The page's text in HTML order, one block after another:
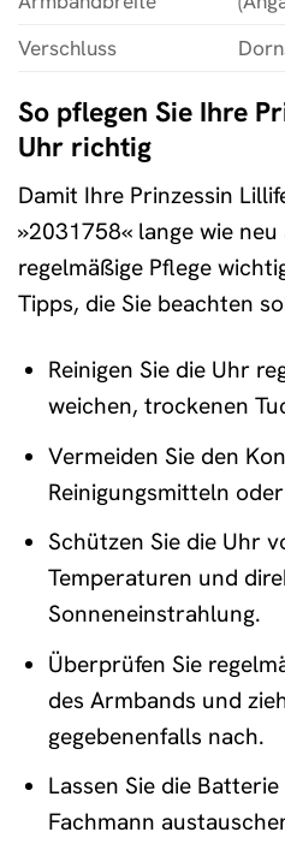
Verschluss
So pflegen Sie Ihre
Uhr richtig
Damit Ihre Prinzessin
»2031758« lange wie
regelmäßige Pflege
Tipps, die Sie beachten
Reinigen Sie die Uhr
weichen, trockenen
Vermeiden Sie den
Reinigungsmitteln
Schützen Sie die Uhr
Temperaturen und
Sonneneinstrahlung.
Überprüfen Sie
des Armbands und
gegebenenfalls nach.
Lassen Sie die
Fachmann